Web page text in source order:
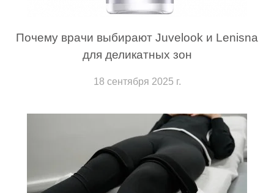
Почему врачи выбирают Juvelook и Lenisna
для деликатных зон
18 сентября 2025 г.